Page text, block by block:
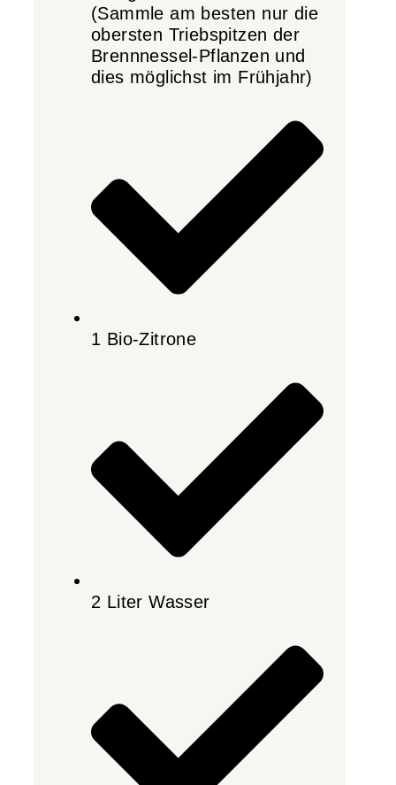
(Sammle am besten nur die
obersten Triebspitzen der
Brennnessel-Pflanzen und
dies möglichst im Frühjahr)
1 Bio-Zitrone
2 Liter Wasser